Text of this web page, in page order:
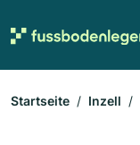
Startseite Inzell